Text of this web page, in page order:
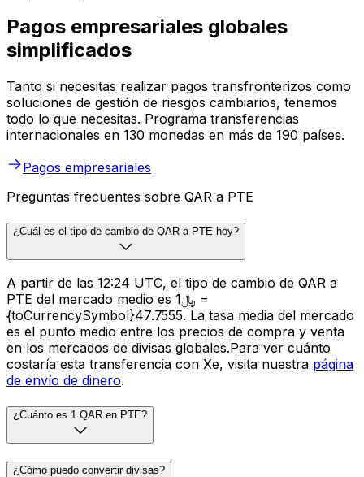
Pagos empresariales globales
simplificados
Tanto si necesitas realizar pagos transfronterizos como
soluciones de gestión de riesgos cambiarios, tenemos
todo lo que necesitas. Programa transferencias
internacionales en 130 monedas en más de 190 países.
Pagos empresariales
Preguntas frecuentes sobre QAR a PTE
¿Cuál es el tipo de cambio de QAR a PTE hoy?
A partir de las 12:24 UTC, el tipo de cambio de QAR a
PTE del mercado medio es ﷼1 =
{toCurrencySymbol}47.7555. La tasa media del mercado
es el punto medio entre los precios de compra y venta
en los mercados de divisas globales.Para ver cuánto
costaría esta transferencia con Xe, visita nuestra página
de envío de dinero.
¿Cuánto es 1 QAR en PTE?
¿Cómo puedo convertir divisas?